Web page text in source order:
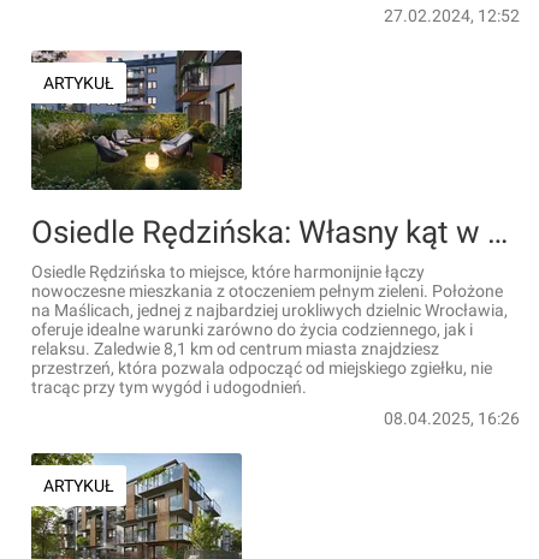
27.02.2024, 12:52
ARTYKUŁ
Osiedle Rędzińska: Własny kąt w zielonym zakątku Maślic [FILM]
Osiedle Rędzińska to miejsce, które harmonijnie łączy
nowoczesne mieszkania z otoczeniem pełnym zieleni. Położone
na Maślicach, jednej z najbardziej urokliwych dzielnic Wrocławia,
oferuje idealne warunki zarówno do życia codziennego, jak i
relaksu. Zaledwie 8,1 km od centrum miasta znajdziesz
przestrzeń, która pozwala odpocząć od miejskiego zgiełku, nie
tracąc przy tym wygód i udogodnień.
08.04.2025, 16:26
ARTYKUŁ